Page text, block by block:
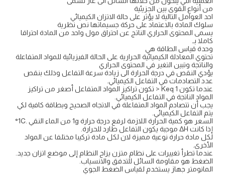
من أنواع القوى بين الجزيئية
احد العوامل التالية لا يؤثر على حالة الاتزان الكيميائي
سلوك المادة بالاعتماد على حركة جسيماتها نص نظرية
يسمى المحتوى الحراري الناتج عن احتراق مول واحد من المادة احتراقا
كاملا بـ
وحدة قياس الطاقة هي
تحتوي المعادلة الكيميائية الحرارية على الحالة الفيزيائية للمواد المتفاعلة
والناتجة وتبين التغير في المحتوى الحراري
يؤدي النقص في درجة الحرارة الى زيادة سرعة التفاعل وذلك بنقص
عدد التصادمات في التفاعل الكيميائي.
عندما تكون 1 Keq < تكون تراكيز المواد المتفاعل أصغر من تراكيز
المواد الناتجة في التفاعل الكيميائي.
يجب أن تتصادم المواد المتفاعلة في الاتجاه الصحيح وبطاقة كافية لكي
يتم التفاعل الكيميائي.
السعر هو كمية الحرارة اللازمة لرفع درجة حرارة 1g من الماء النقي .1C°
إذا كانت ΔH موجبة يكون التفاعل طارد للحرارة.
لكل مادة حرارة نوعية مميزة لان لكل مادة تركيبا مختلفا عن المواد
الأخرى.
عندما تطرأ تغييرات على نظام متزن يزاح النظام إلى موضع اتزان جديد.
الضغط هو مقاومة السائل للتدفق والانسياب.
المانومتر جهاز يستخدم لقياس الضغط الجوي